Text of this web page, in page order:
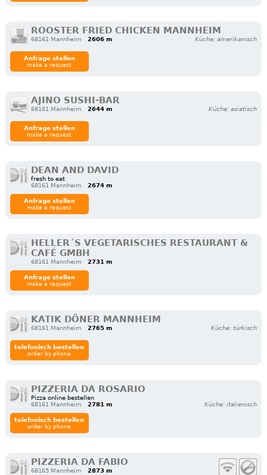
ROOSTER FRIED CHICKEN MANNHEIM
68161 Mannheim 2606 m Küche: amerikanisch
Anfrage stellen
make a request
AJINO SUSHI-BAR
68161 Mannheim 2644 m Küche: asiatisch
Anfrage stellen
make a request
DEAN AND DAVID
fresh to eat
68161 Mannheim
2674 m
Anfrage stellen
make a request
HELLER´S VEGETARISCHES RESTAURANT &
CAFÉ GMBH
68161 Mannheim 2731 m
Anfrage stellen
make a request
KATIK DÖNER MANNHEIM
68161 Mannheim 2765 m Küche: türkisch
telefonisch bestellen
order by phone
PIZZERIA DA ROSARIO
Pizza online bestellen
68161 Mannheim
2781 m Küche: italienisch
telefonisch bestellen
order by phone
PIZZERIA DA FABIO
68165 Mannheim
2873 m